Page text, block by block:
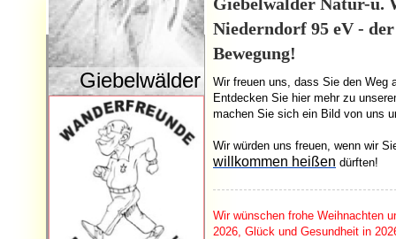
Giebelwälder Natur-u.
Niederndorf 95 eV -
Bewegung!
Wir freuen uns, dass Sie den Weg
Entdecken Sie hier mehr zu
machen Sie sich ein Bild von uns
Wir würden uns freuen, wenn wir
willkommen heißen dürften!
Wir wünschen frohe Weihnachten
2026, Glück und Gesundheit in